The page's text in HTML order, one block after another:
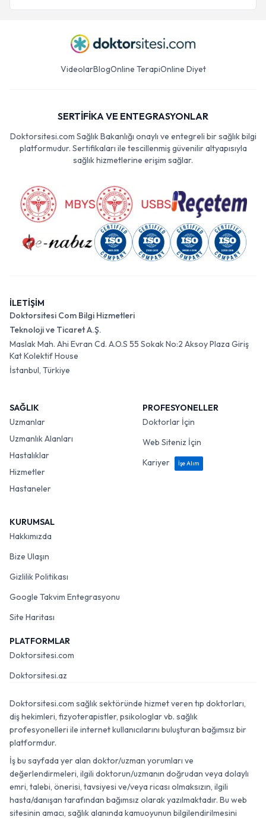
VideolarBlogOnline TerapiOnline Diyet
SERTİFİKA VE ENTEGRASYONLAR
Doktorsitesi.com Sağlık Bakanlığı onaylı ve entegreli bir sağlık bilgi
platformudur. Sertifikaları ile tescillenmiş güvenilir altyapısıyla
sağlık hizmetlerine erişim sağlar.
İLETİŞİM
Doktorsitesi Com Bilgi Hizmetleri
Teknoloji ve Ticaret A.Ş.
Maslak Mah. Ahi Evran Cd. A.O.S 55 Sokak No:2 Aksoy Plaza Giriş
Kat Kolektif House
İstanbul, Türkiye
SAĞLIK
Uzmanlar
Uzmanlık Alanları
Hastalıklar
Hizmetler
Hastaneler
PROFESYONELLER
Doktorlar İçin
Web Siteniz İçin
Kariyer
İşe Alım
KURUMSAL
Hakkımızda
Bize Ulaşın
Gizlilik Politikası
Google Takvim Entegrasyonu
Site Haritası
PLATFORMLAR
Doktorsitesi.com
Doktorsitesi.az
Doktorsitesi.com sağlık sektöründe hizmet veren tıp doktorları,
diş hekimleri, fizyoterapistler, psikologlar vb. sağlık
profesyonelleri ile internet kullanıcılarını buluşturan bağımsız bir
platformdur.
İş bu sayfada yer alan doktor/uzman yorumları ve
değerlendirmeleri, ilgili doktorun/uzmanın doğrudan veya dolaylı
emri, talebi, önerisi, tavsiyesi ve/veya ricası olmaksızın, ilgili
hasta/danışan tarafından bağımsız olarak yazılmaktadır. Bu web
sitesinin amacı, sağlık alanında kamuoyunun bilgilendirilmesini